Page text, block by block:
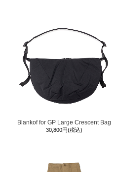
Blankof for GP Large Crescent Bag
30,800円(税込)